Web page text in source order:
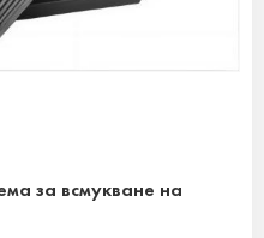
за всмукване на